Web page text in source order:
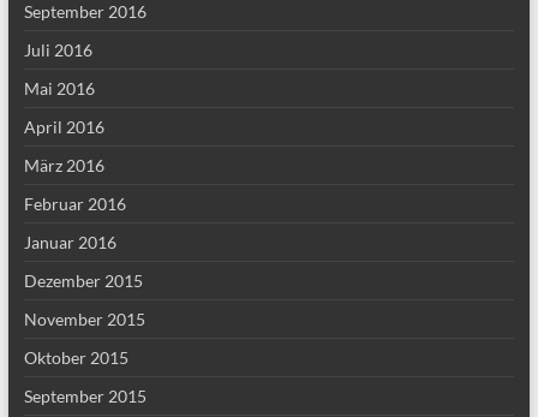
September 2016
Juli 2016
Mai 2016
April 2016
März 2016
Februar 2016
Januar 2016
Dezember 2015
November 2015
Oktober 2015
September 2015